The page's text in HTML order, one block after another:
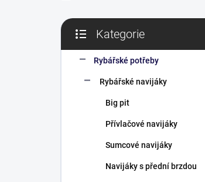
P
s
kategorie
Kategorie
Rybářské potřeby
Rybářské navijáky
Big pit
Přívlačové navijáky
Sumcové navijáky
Navijáky s přední brzdou